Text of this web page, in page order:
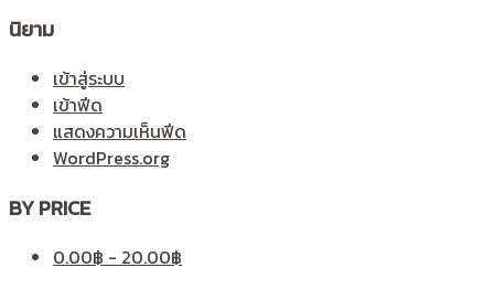
นิยาม
เข้าสู่ระบบ
เข้าฟีด
แสดงความเห็นฟีด
WordPress.org
BY PRICE
0.00฿ - 20.00฿